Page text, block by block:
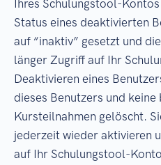
Ihres Schulungstool-
Status eines deaktivierten
auf “inaktiv” gesetzt und
länger Zugriff auf Ihr
Deaktivieren eines
dieses Benutzers und keine
Kursteilnahmen gelöscht.
jederzeit wieder aktivieren
auf Ihr Schulungstool-